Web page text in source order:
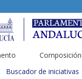
Buscador de iniciativas